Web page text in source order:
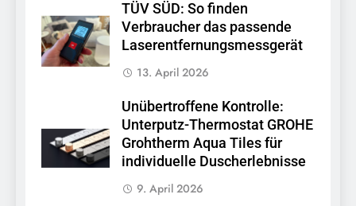
TÜV SÜD: So finden
Verbraucher das passende
Laserentfernungsmessgerät
13. April 2026
Unübertroffene Kontrolle:
Unterputz-Thermostat GROHE
Grohtherm Aqua Tiles für
individuelle Duscherlebnisse
9. April 2026